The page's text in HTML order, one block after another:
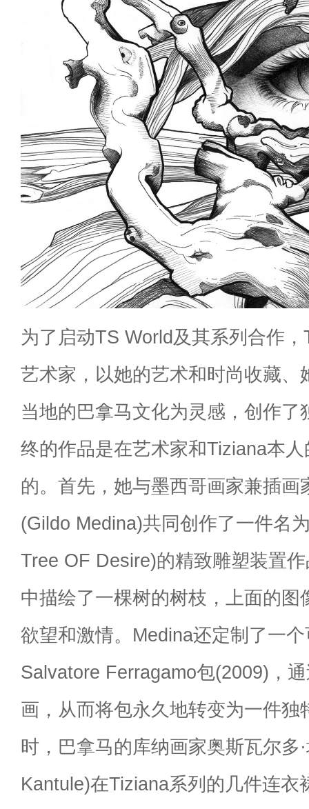
为了启动TS World及其系列合作
艺术家，以她的艺术和时尚收藏、
当地的巴拿马文化为灵感，创作了
终的作品是在艺术家和Tiziana本
的。首先，她与墨西哥画家兼插画
(Gildo Medina)共同创作了一件名
Tree OF Desire)的精致雕塑装置
中描绘了一棵树的树枝，上面的图
欲望和激情。Medina还定制了一
Salvatore Ferragamo包(2009)，
画，从而将包永久地转变为一件独
时，巴拿马的库纳画家奥斯瓦尔多
Kantule)在Tiziana系列的几件连衣